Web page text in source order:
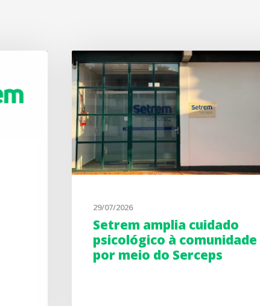
29/07/2026
Setrem amplia cuidado
psicológico à comunidade
por meio do Serceps